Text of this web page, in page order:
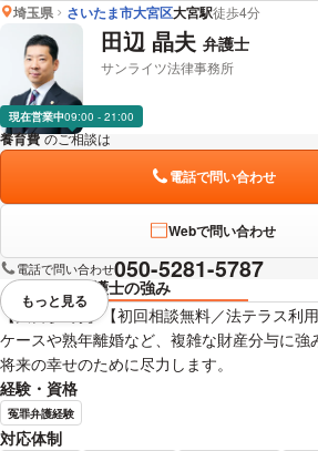
埼玉県 さいたま市大宮区大宮駅徒歩4分
田辺 晶夫 弁護士
サンライツ法律事務所
現在営業中09:00 - 21:00
養育費 のご相談は
電話で問い合わせ
Webで問い合わせ
電話で問い合わせ050-5281-5787
弁護士の強み
【大宮駅3分】【初回相談無料／法テラス利
ケースや熟年離婚など、複雑な財産分与に
将来の幸せのために尽力します。
経験・資格
冤罪弁護経験
対応体制
視覚的に省略されている要素を
もっと見る